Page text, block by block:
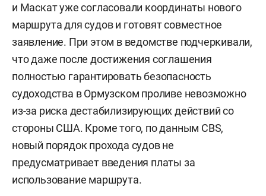
и Маскат уже согласовали координаты нового
маршрута для судов и готовят совместное
заявление. При этом в ведомстве подчеркивали,
что даже после достижения соглашения
полностью гарантировать безопасность
судоходства в Ормузском проливе невозможно
из-за риска дестабилизирующих действий со
стороны США. Кроме того, по данным CBS,
новый порядок прохода судов не
предусматривает введения платы за
использование маршрута.